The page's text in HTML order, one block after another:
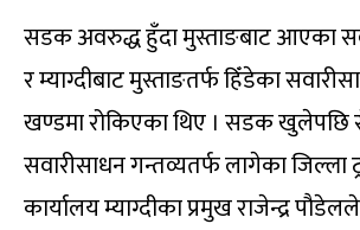
सडक अवरुद्ध हुँदा मुस्ताङबाट आएका
र म्याग्दीबाट मुस्ताङतर्फ हिँडेका
खण्डमा रोकिएका थिए । सडक खुलेपछि
सवारीसाधन गन्तव्यतर्फ लागेका जिल्ला
कार्यालय म्याग्दीका प्रमुख राजेन्द्र